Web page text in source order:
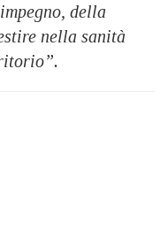
della
nella sanità